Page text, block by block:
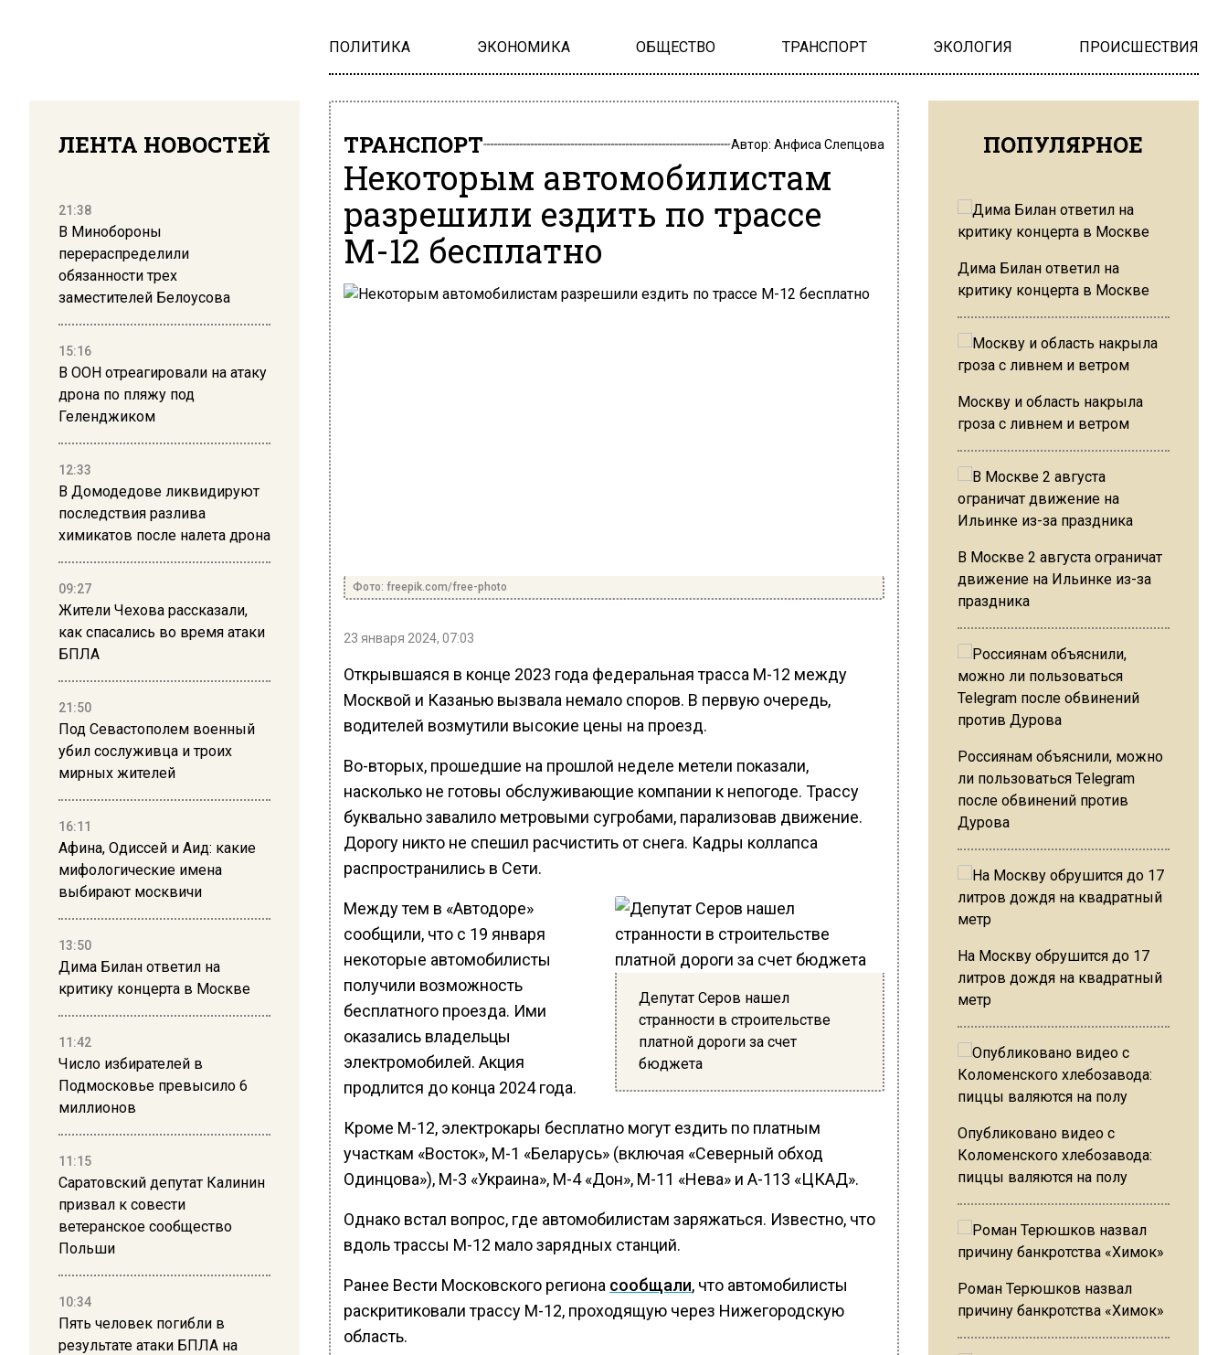
ПОЛИТИКА ЭКОНОМИКА ОБЩЕСТВО ТРАНСПОРТ ЭКОЛОГИЯ ПРОИСШЕСТВИЯ
ЛЕНТА НОВОСТЕЙ
21:38
В Минобороны
перераспределили
обязанности трех
заместителей Белоусова
15:16
В ООН отреагировали на атаку
дрона по пляжу под
Геленджиком
12:33
В Домодедове ликвидируют
последствия разлива
химикатов после налета дрона
09:27
Жители Чехова рассказали,
как спасались во время атаки
БПЛА
21:50
Под Севастополем военный
убил сослуживца и троих
мирных жителей
16:11
Афина, Одиссей и Аид: какие
мифологические имена
выбирают москвичи
13:50
Дима Билан ответил на
критику концерта в Москве
11:42
Число избирателей в
Подмосковье превысило 6
миллионов
11:15
Саратовский депутат Калинин
призвал к совести
ветеранское сообщество
Польши
10:34
Пять человек погибли в
результате атаки БПЛА на
ТРАНСПОРТ Автор: Анфиса Слепцова
Некоторым автомобилистам
разрешили ездить по трассе
М-12 бесплатно
Фото: freepik.com/free-photo
23 января 2024, 07:03
Открывшаяся в конце 2023 года федеральная трасса М-12 между
Москвой и Казанью вызвала немало споров. В первую очередь,
водителей возмутили высокие цены на проезд.
Во-вторых, прошедшие на прошлой неделе метели показали,
насколько не готовы обслуживающие компании к непогоде. Трассу
буквально завалило метровыми сугробами, парализовав движение.
Дорогу никто не спешил расчистить от снега. Кадры коллапса
распространились в Сети.
Депутат Серов нашел
странности в строительстве
платной дороги за счет
бюджета
Между тем в «Автодоре»
сообщили, что с 19 января
некоторые автомобилисты
получили возможность
бесплатного проезда. Ими
оказались владельцы
электромобилей. Акция
продлится до конца 2024 года.
Кроме М-12, электрокары бесплатно могут ездить по платным
участкам «Восток», М-1 «Беларусь» (включая «Северный обход
Одинцова»), М-3 «Украина», М-4 «Дон», М-11 «Нева» и А-113 «ЦКАД».
Однако встал вопрос, где автомобилистам заряжаться. Известно, что
вдоль трассы М-12 мало зарядных станций.
Ранее Вести Московского региона сообщали, что автомобилисты
раскритиковали трассу М-12, проходящую через Нижегородскую
область.
ПОПУЛЯРНОЕ
Дима Билан ответил на
критику концерта в Москве
Москву и область накрыла
гроза с ливнем и ветром
В Москве 2 августа ограничат
движение на Ильинке из-за
праздника
Россиянам объяснили, можно
ли пользоваться Telegram
после обвинений против
Дурова
На Москву обрушится до 17
литров дождя на квадратный
метр
Опубликовано видео с
Коломенского хлебозавода:
пиццы валяются на полу
Роман Терюшков назвал
причину банкротства «Химок»